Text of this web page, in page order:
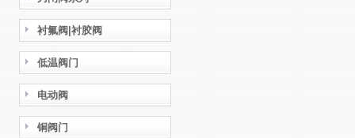
衬氟阀|衬胶阀
低温阀门
电动阀
铜阀门